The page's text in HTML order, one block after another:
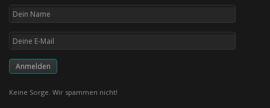
Keine Sorge. Wir spammen nicht!